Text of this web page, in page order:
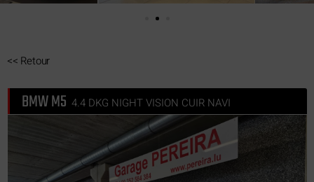
<< Retour
BMW M5 4.4 DKG NIGHT VISION CUIR NAVI